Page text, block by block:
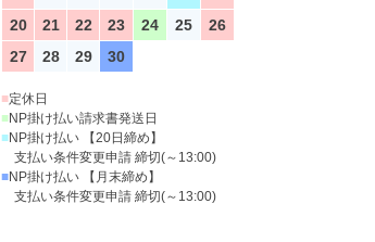
20
21 22 23 24 25
26
27
28 29 30
■定休日
■NP掛け払い請求書発送日
■NP掛け払い 【20日締め】
支払い条件変更申請 締切(～13:00)
■NP掛け払い 【月末締め】
支払い条件変更申請 締切(～13:00)